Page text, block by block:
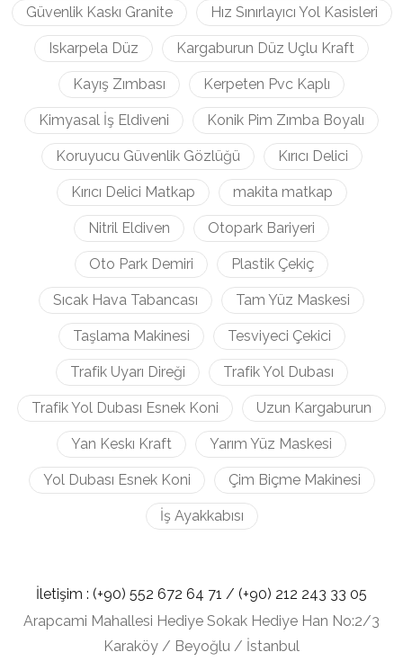
Güvenlik Kaskı Granite Hız Sınırlayıcı Yol Kasisleri
Iskarpela Düz Kargaburun Düz Uçlu Kraft
Kayış Zımbası Kerpeten Pvc Kaplı
Kimyasal İş Eldiveni Konik Pim Zımba Boyalı
Koruyucu Güvenlik Gözlüğü Kırıcı Delici
Kırıcı Delici Matkap makita matkap
Nitril Eldiven Otopark Bariyeri
Oto Park Demiri Plastik Çekiç
Sıcak Hava Tabancası Tam Yüz Maskesi
Taşlama Makinesi Tesviyeci Çekici
Trafik Uyarı Direği Trafik Yol Dubası
Trafik Yol Dubası Esnek Koni Uzun Kargaburun
Yan Keskı Kraft Yarım Yüz Maskesi
Yol Dubası Esnek Koni Çim Biçme Makinesi
İş Ayakkabısı
İletişim : (+90) 552 672 64 71 / (+90) 212 243 33 05
Arapcami Mahallesi Hediye Sokak Hediye Han No:2/3
Karaköy / Beyoğlu / İstanbul